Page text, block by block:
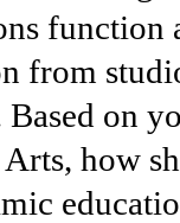
function
from
Based on
how